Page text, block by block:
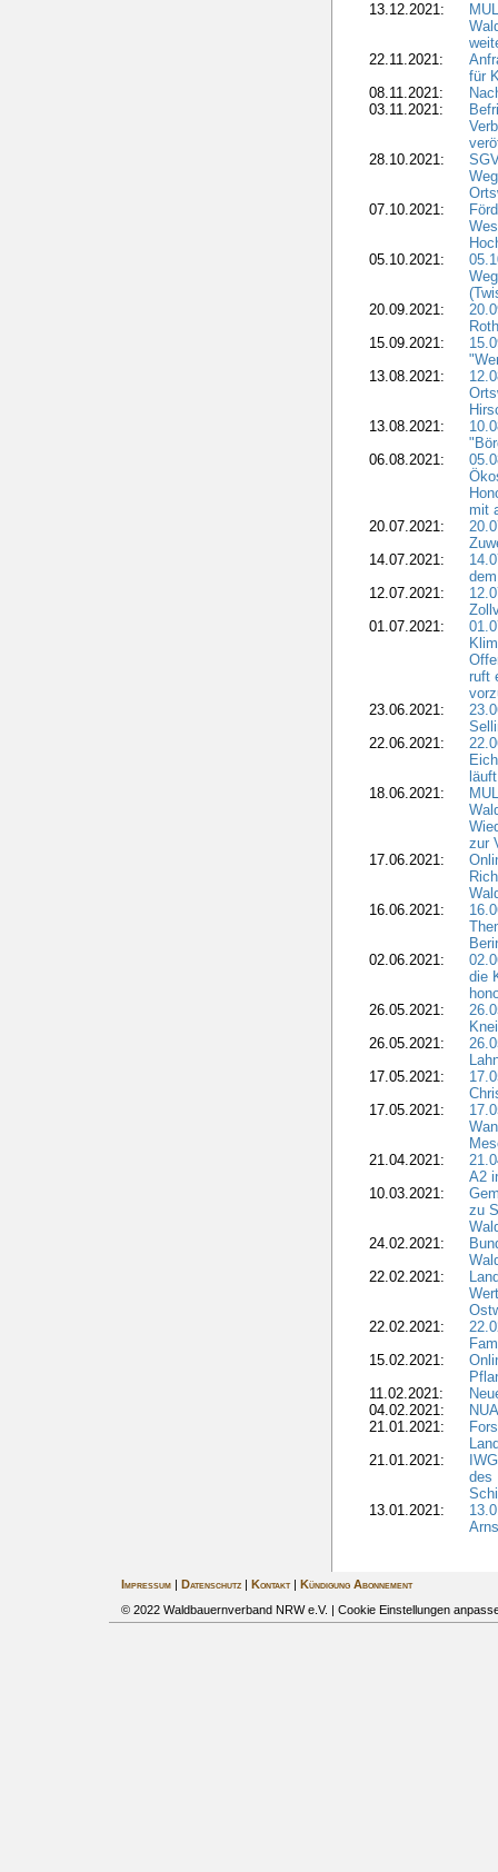
13.12.2021:
22.11.2021:
für
08.11.2021:
03.11.2021:
28.10.2021:
07.10.2021:
05.10.2021:
20.09.2021:
15.09.2021:
13.08.2021:
13.08.2021:
06.08.2021:
mit
20.07.2021:
14.07.2021:
12.07.2021:
01.07.2021:
ruft
23.06.2021:
22.06.2021:
18.06.2021:
zur
17.06.2021:
16.06.2021:
02.06.2021:
die
26.05.2021:
26.05.2021:
17.05.2021:
17.05.2021:
21.04.2021:
A2
10.03.2021:
zu
24.02.2021:
22.02.2021:
22.02.2021:
15.02.2021:
11.02.2021:
04.02.2021:
21.01.2021:
21.01.2021:
des
13.01.2021:
Impressum| Datenschutz| Kontakt|
Kündigung Abonnement
© 2022 Waldbauernverband NRW e.V. | Cookie Einstellungen